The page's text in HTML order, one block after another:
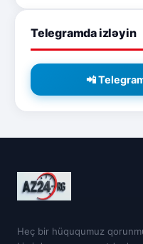
Telegramda izləyin
📲
Heç bir hüququmuz